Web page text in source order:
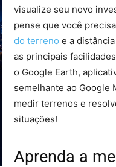
visualize seu novo
pense que você
do terreno e a
as principais
o Google Earth,
semelhante ao Google
medir terrenos e
situações!
Aprenda a